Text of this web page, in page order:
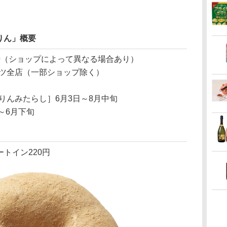
ん」概要
ショップによって異なる場合あり）
全店（一部ショップ除く）
んみたらし］6月3日～8月中旬
6月下旬
トイン220円